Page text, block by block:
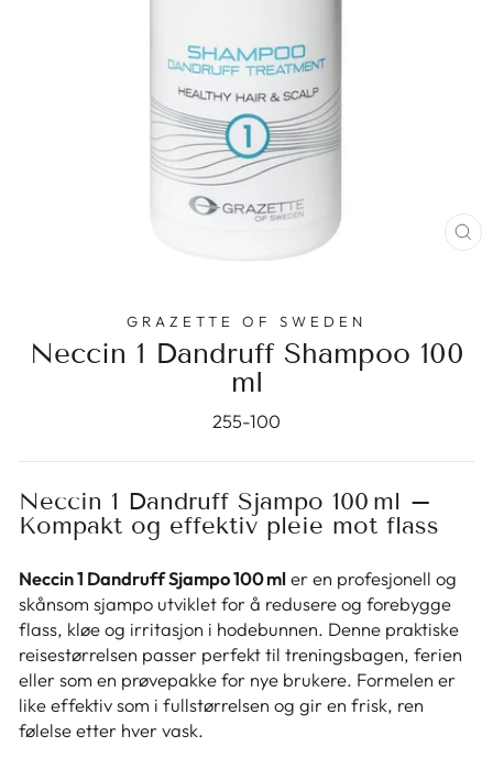
GRAZETTE OF SWEDEN
Neccin 1 Dandruff Shampoo 100
ml
255-100
Neccin 1 Dandruff Sjampo 100 ml –
Kompakt og effektiv pleie mot flass
Neccin 1 Dandruff Sjampo 100 mler en profesjonell og
skånsom sjampo utviklet for å redusere og forebygge
flass, kløe og irritasjon i hodebunnen. Denne praktiske
reisestørrelsen passer perfekt til treningsbagen, ferien
eller som en prøvepakke for nye brukere. Formelen er
like effektiv som i fullstørrelsen og gir en frisk, ren
følelse etter hver vask.